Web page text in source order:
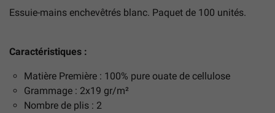
Essuie-mains enchevêtrés blanc. Paquet de 100 unités.
Caractéristiques :
Matière Première : 100% pure ouate de cellulose
Grammage : 2x19 gr/m²
Nombre de plis : 2